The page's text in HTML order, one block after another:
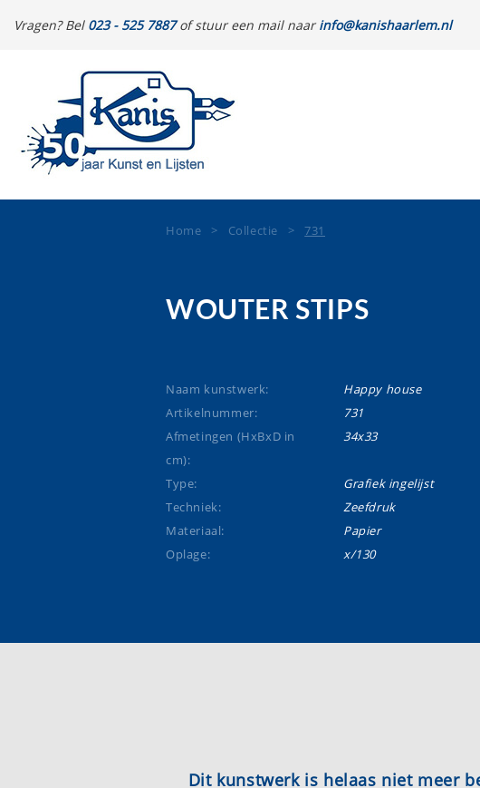
Vragen? Bel 023 - 525 7887of stuur een mail naarinfo@kanishaarlem.nl
Home > Collectie >731
WOUTER STIPS
Naam kunstwerk:
Happy house
Artikelnummer:
731
Afmetingen (HxBxD in
cm):
34x33
Type:
Grafiek ingelijst
Techniek:
Zeefdruk
Materiaal:
Papier
Oplage:
x/130
Dit kunstwerk is helaas niet meer